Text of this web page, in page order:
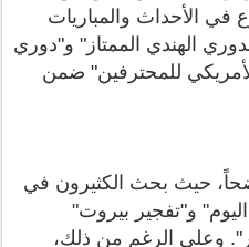
في الأحداث والمباريات
الهندي الممتاز" و"دوري
للمحترفين" ضمن
حيث بحث الكثيرون في
و"تفجير بيروت"
وعلى الرغم من ذلك،